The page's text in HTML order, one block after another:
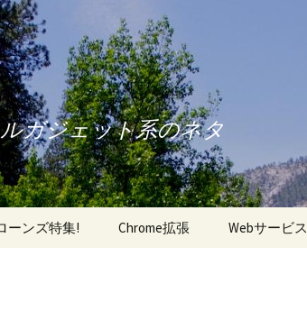
ガジェット系のネタ
ーンズ特集! Chrome拡張 Webサービス